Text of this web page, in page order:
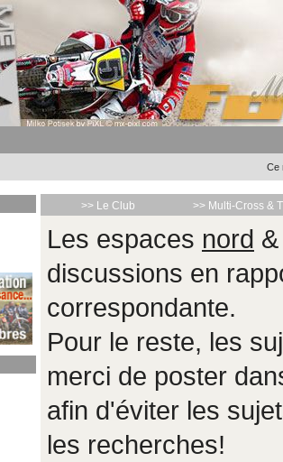
Ce
>> Le Club >> Multi-Cross &
Les espaces nord
discussions en
correspondante.
Pour le reste, les
merci de poster
afin d'éviter les
les recherches!